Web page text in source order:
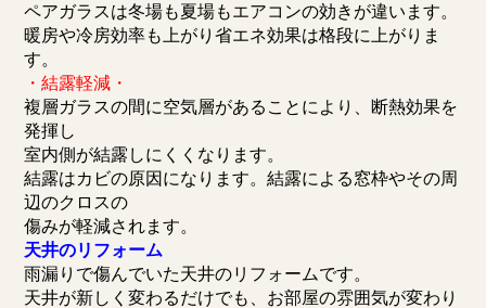
ペアガラスは冬場も夏場もエアコンの効きが違います。
暖房や冷房効率も上がり省エネ効果は格段に上がりま
す。
・結露軽減・
複層ガラスの間に空気層があることにより、断熱効果を
発揮し
室内側が結露しにくくなります。
結露はカビの原因になります。結露による窓枠やその周
辺のクロスの
傷みが軽減されます。
天井のリフォーム
雨漏りで傷んでいた天井のリフォームです。
天井が新しく変わるだけでも、お部屋の雰囲気が変わり